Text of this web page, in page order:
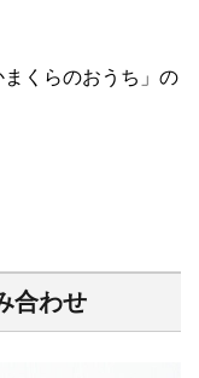
くらのおうち」の
合わせ